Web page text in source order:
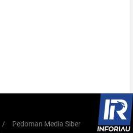
/
Pedoman Media Siber